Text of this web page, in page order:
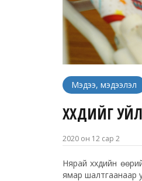
Мэдээ, мэдээлэл
ХҮҮХДИЙГ
2020 он 12 сар 2
Нярай хүүхдийн
ямар шалтгаанаар